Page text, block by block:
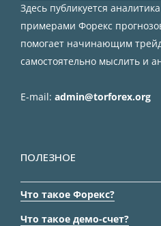
Здесь публикуется
примерами Форекс
помогает начинающим
самостоятельно мыслить и
E-mail: admin@torforex.org
ПОЛЕЗНОЕ
Что такое Форекс?
Что такое демо-счет?